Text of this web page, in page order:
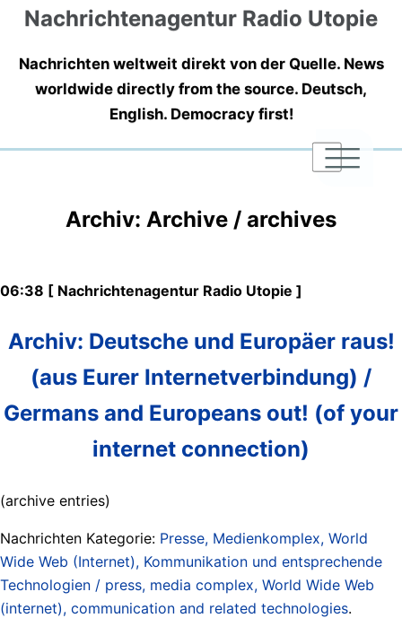
Nachrichtenagentur Radio Utopie
Nachrichten weltweit direkt von der Quelle. News
worldwide directly from the source. Deutsch,
English. Democracy first!
|
|
|
Archiv: Archive / archives
06:38 [ Nachrichtenagentur Radio Utopie ]
Archiv: Deutsche und Europäer raus!
(aus Eurer Internetverbindung) /
Germans and Europeans out! (of your
internet connection)
(archive entries)
Nachrichten Kategorie: Presse, Medienkomplex, World
Wide Web (Internet), Kommunikation und entsprechende
Technologien / press, media complex, World Wide Web
(internet), communication and related technologies.